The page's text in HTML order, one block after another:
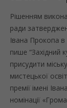
Рішенням
ради
Івана Прокопа в
пише “Західний
присудити
мистецької
премії імені
номінації